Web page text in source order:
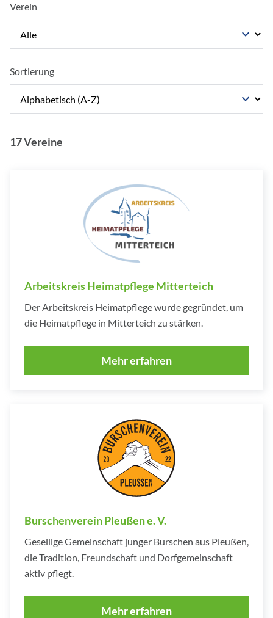
Verein
Sortierung
17 Vereine
Arbeitskreis Heimatpflege Mitterteich
Der Arbeitskreis Heimatpflege wurde gegründet, um
die Heimatpflege in Mitterteich zu stärken.
Mehr erfahren
Burschenverein Pleußen e. V.
Gesellige Gemeinschaft junger Burschen aus Pleußen,
die Tradition, Freundschaft und Dorfgemeinschaft
aktiv pflegt.
Mehr erfahren